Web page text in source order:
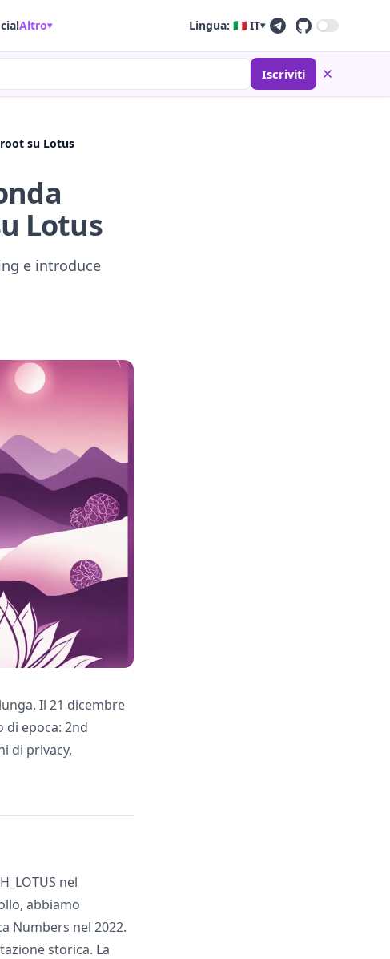
Altro▾ Lingua: 🇮🇹 IT▾
Iscriviti
su Lotus
Lotus
e introduce
Il 21 dicembre
di epoca: 2nd
di privacy,
nel
abbiamo
Numbers nel 2022.
storica. La